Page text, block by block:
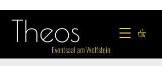
Eventsaal am Wolfstein